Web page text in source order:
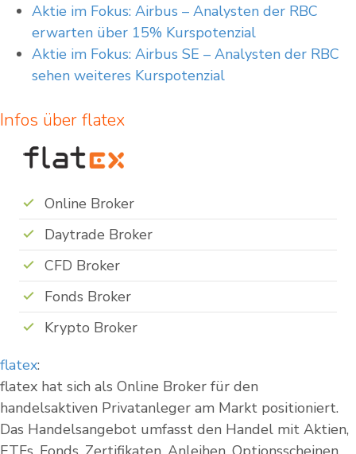
Aktie im Fokus: Airbus – Analysten der RBC
erwarten über 15% Kurspotenzial
Aktie im Fokus: Airbus SE – Analysten der RBC
sehen weiteres Kurspotenzial
Infos über flatex
Online Broker
Daytrade Broker
CFD Broker
Fonds Broker
Krypto Broker
flatex:
flatex hat sich als Online Broker für den
handelsaktiven Privatanleger am Markt positioniert.
Das Handelsangebot umfasst den Handel mit Aktien,